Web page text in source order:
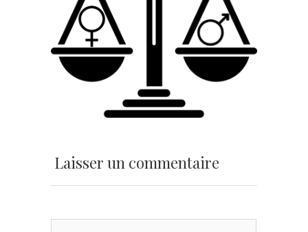
Laisser un commentaire